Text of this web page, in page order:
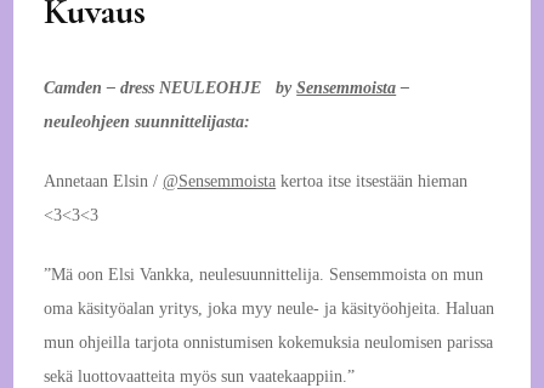
Kuvaus
Camden – dress NEULEOHJE bySensemmoista –
neuleohjeen suunnittelijasta:
Annetaan Elsin /@Sensemmoista kertoa itse itsestään hieman
<3<3<3
”Mä oon Elsi Vankka, neulesuunnittelija. Sensemmoista on mun
oma käsityöalan yritys, joka myy neule- ja käsityöohjeita. Haluan
mun ohjeilla tarjota onnistumisen kokemuksia neulomisen parissa
sekä luottovaatteita myös sun vaatekaappiin.”